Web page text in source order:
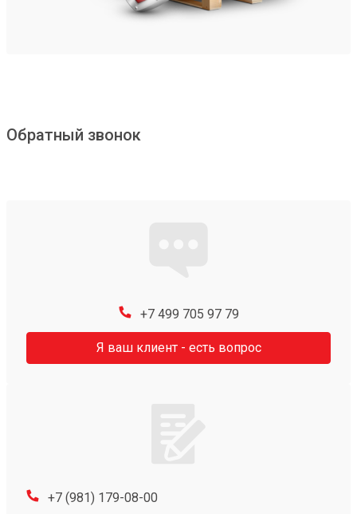
Обратный звонок
+7 499 705 97 79
Я ваш клиент - есть вопрос
+7 (981) 179-08-00